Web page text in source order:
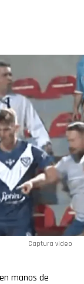
Captura video
manos de